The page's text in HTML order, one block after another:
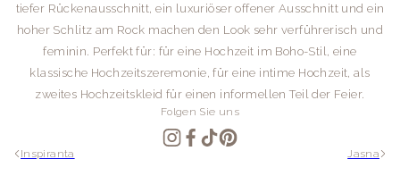
tiefer Rückenausschnitt, ein luxuriöser offener Ausschnitt und ein
hoher Schlitz am Rock machen den Look sehr verführerisch und
feminin. Perfekt für: für eine Hochzeit im Boho-Stil, eine
klassische Hochzeitszeremonie, für eine intime Hochzeit, als
zweites Hochzeitskleid für einen informellen Teil der Feier.
Folgen Sie uns
Inspiranta Jasna